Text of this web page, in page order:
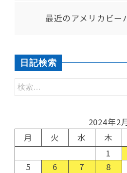
最近のアメリカビー
日記検索
2024年2
月
火 水 木
1
5
6 7 8